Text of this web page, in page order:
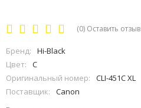
(0) Оставить отзыв
Бренд:
Hi-Black
Цвет:
C
Оригинальный номер:
CLI-451C XL
Поставщик:
Canon